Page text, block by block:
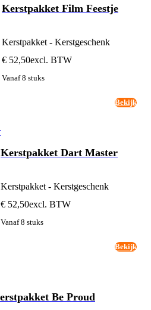
Kerstpakket Film Feestje
Kerstpakket - Kerstgeschenk
€ 52,50excl. BTW
Vanaf 8 stuks
Bekijk
Kerstpakket Dart Master
Kerstpakket - Kerstgeschenk
€ 52,50excl. BTW
Vanaf 8 stuks
Bekijk
Be Proud